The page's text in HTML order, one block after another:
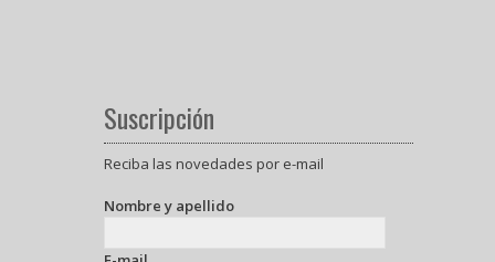
Suscripción
Reciba las novedades por e-mail
Nombre y apellido